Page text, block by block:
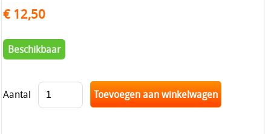
€ 12,50
Beschikbaar
Aantal